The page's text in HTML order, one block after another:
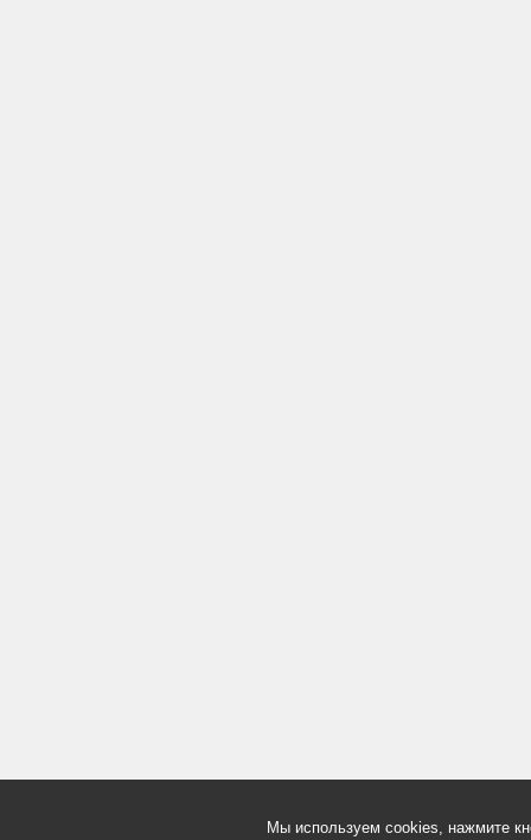
Мы используем cookies, нажмите